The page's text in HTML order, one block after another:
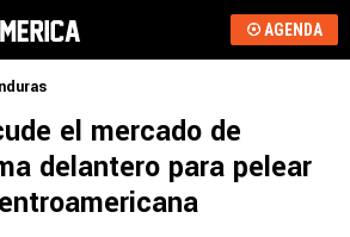
AGENDA
el mercado de
delantero para pelear